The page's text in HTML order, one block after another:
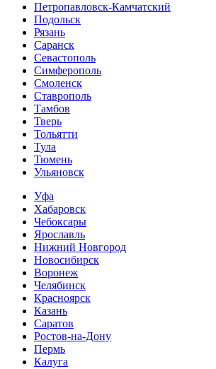
Петропавловск-Камчатский
Подольск
Рязань
Саранск
Севастополь
Симферополь
Смоленск
Ставрополь
Тамбов
Тверь
Тольятти
Тула
Тюмень
Ульяновск
Уфа
Хабаровск
Чебоксары
Ярославль
Нижний Новгород
Новосибирск
Воронеж
Челябинск
Красноярск
Казань
Саратов
Ростов-на-Дону
Пермь
Калуга